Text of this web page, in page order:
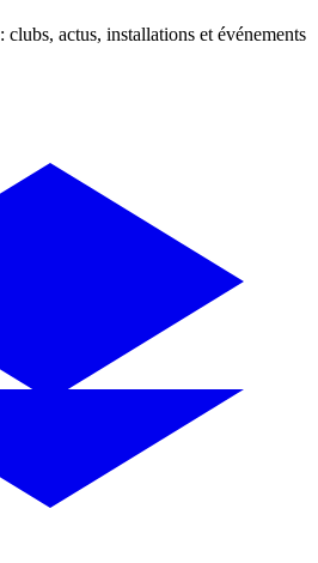
: clubs, actus, installations et événements